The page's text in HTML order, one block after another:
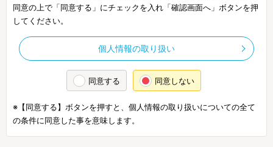
同意の上で「同意する」にチェックを入れ「確認画面へ」ボタンを押
してください。
個人情報の取り扱い
同意する 同意しない
※【同意する】ボタンを押すと、個人情報の取り扱いについての全て
の条件に同意した事を意味します。